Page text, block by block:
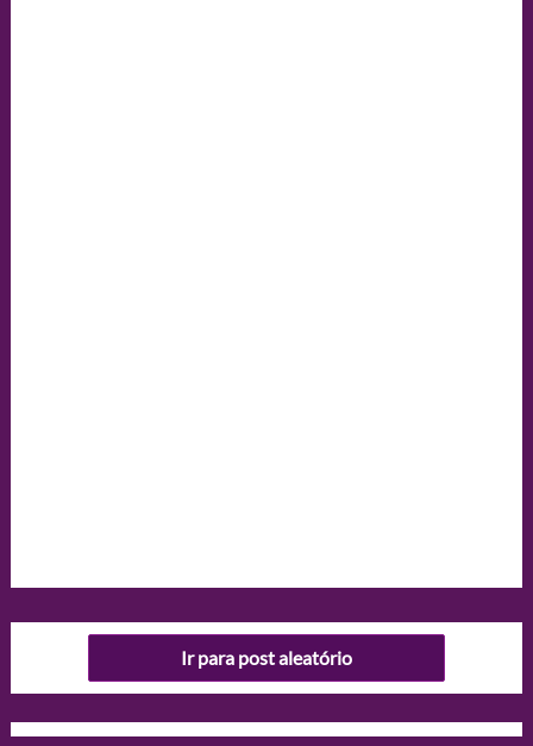
Ir para post aleatório